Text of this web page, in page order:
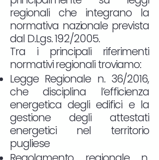
regionali che integrano la
normativa nazionale prevista
dal D.Lgs. 192/2005.
Tra i principali riferimenti
normativi regionali troviamo:
Legge Regionale n. 36/2016,
che disciplina l’efficienza
energetica degli edifici e la
gestione degli attestati
energetici nel territorio
pugliese